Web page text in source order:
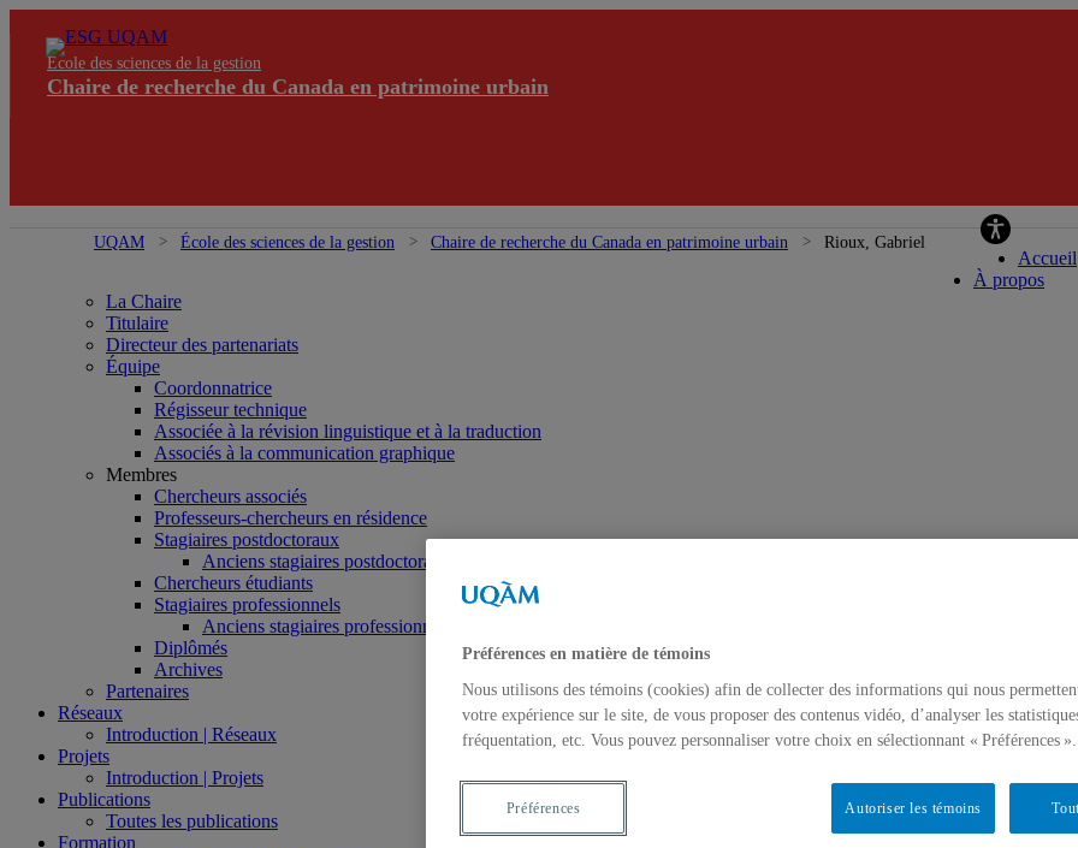
École des sciences de la gestion
Chaire de recherche du Canada en patrimoine urbain
UQAM École des sciences de la gestion Chaire de recherche du Canada en patrimoine urbain Rioux, Gabriel
Accueil
À propos
La Chaire
Titulaire
Directeur des partenariats
Équipe
Coordonnatrice
Régisseur technique
Associée à la révision linguistique et à la traduction
Associés à la communication graphique
Membres
Chercheurs associés
Professeurs-chercheurs en résidence
Stagiaires postdoctoraux
Anciens stagiaires postdoctoraux
Chercheurs étudiants
Stagiaires professionnels
Anciens stagiaires professionnels
Diplômés
Archives
Partenaires
Réseaux
Introduction | Réseaux
Projets
Introduction | Projets
Publications
Toutes les publications
Formation
Préférences en matière de témoins
Nous utilisons des témoins (cookies) afin de collecter des informations qui nous
votre expérience sur le site, de vous proposer des contenus vidéo, d’analyser les
fréquentation, etc. Vous pouvez personnaliser votre choix en sélectionnant « Préférences ».
Autoriser les témoins
Préférences